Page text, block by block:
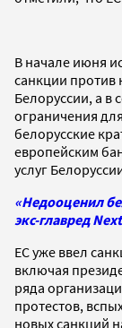
В начале июня
санкции против
Белоруссии, а в
ограничения
белорусские
европейским
услуг
«Недооценил
экс-главред
ЕС уже ввел
включая
ряда
протестов,
новых санкций